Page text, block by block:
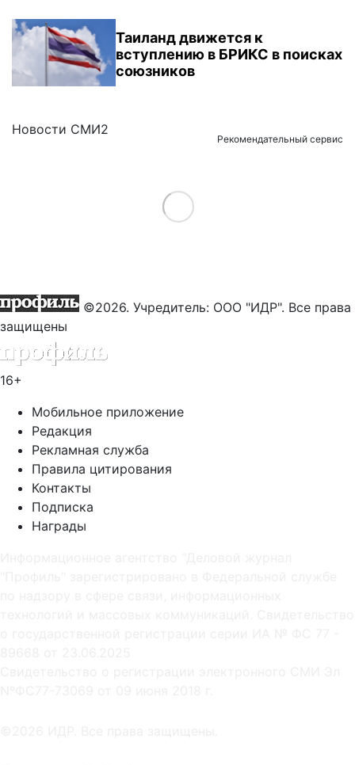
Таиланд движется к
вступлению в БРИКС в поисках
союзников
Новости СМИ2
Рекомендательный сервис
Load More
©2026. Учредитель: ООО "ИДР". Все права
защищены
16+
Мобильное приложение
Редакция
Рекламная служба
Правила цитирования
Контакты
Подписка
Награды